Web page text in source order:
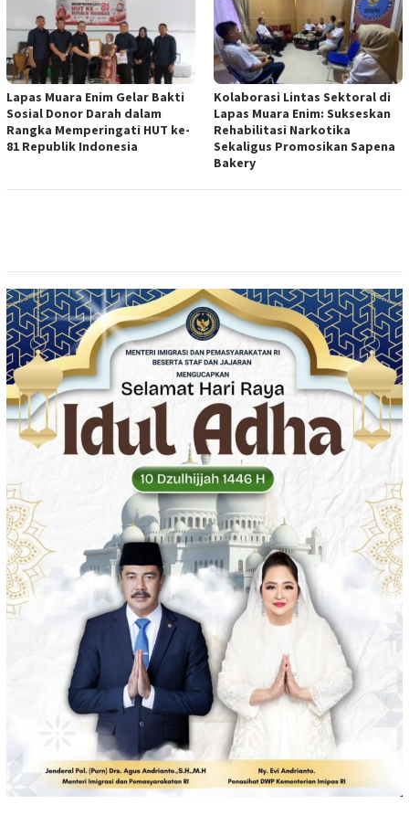
Lapas Muara Enim Gelar Bakti
Sosial Donor Darah dalam
Rangka Memperingati HUT ke-
81 Republik Indonesia
Kolaborasi Lintas Sektoral di
Lapas Muara Enim: Sukseskan
Rehabilitasi Narkotika
Sekaligus Promosikan Sapena
Bakery